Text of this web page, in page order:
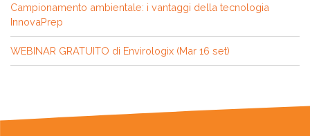
Campionamento ambientale: i vantaggi della tecnologia
InnovaPrep
WEBINAR GRATUITO di Envirologix (Mar 16 set)